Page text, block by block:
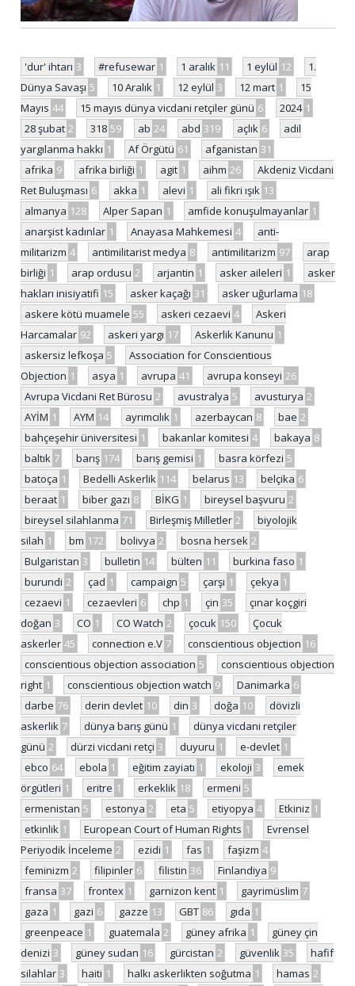
'dur' ihtarı 3 #refusewar 1 1 aralık 11 1 eylül 12
1.
Dünya Savaşı 5 10 Aralık 1 12 eylül 3 12 mart 1
15
Mayıs 44 15 mayıs dünya vicdani retçiler günü 6 2024 1
28 şubat 2 318 59 ab 24 abd 319 açlık 6
adil
yargılanma hakkı 1 Af Örgütü 61 afganistan 31
afrika 9 afrika birliği 1 agit 1 aihm 26
Akdeniz Vicdani
Ret Buluşması 6 akka 1 alevi 1 ali fikri ışık 13
almanya 128 Alper Sapan 1 amfide konuşulmayanlar 1
anarşist kadınlar 1 Anayasa Mahkemesi 4
anti-
militarizm 4 antimilitarist medya 8 antimilitarizm 97
arap
birliği 1 arap ordusu 2 arjantin 1 asker aileleri 1
asker
hakları inisiyatifi 15 asker kaçağı 31 asker uğurlama 18
askere kötü muamele 55 askeri cezaevi 4
Askeri
Harcamalar 92 askeri yargı 17 Askerlik Kanunu 1
askersiz lefkoşa 5
Association for Conscientious
Objection 1 asya 1 avrupa 41 avrupa konseyi 26
Avrupa Vicdani Ret Bürosu 2 avustralya 5 avusturya 2
AYİM 1 AYM 14 ayrımcılık 1 azerbaycan 8 bae 2
bahçeşehir üniversitesi 1 bakanlar komitesi 4 bakaya 8
baltık 7 barış 174 barış gemisi 1 basra körfezi 5
batoça 1 Bedelli Askerlik 114 belarus 13 belçika 6
beraat 1 biber gazı 8 BİKG 1 bireysel başvuru 2
bireysel silahlanma 71 Birleşmiş Milletler 2
biyolojik
silah 1 bm 172 bolivya 2 bosna hersek 2
Bulgaristan 3 bulletin 14 bülten 11 burkina faso 1
burundi 2 çad 1 campaign 5 çarşı 1 çekya 1
cezaevi 1 cezaevleri 6 chp 1 çin 35
çınar koçgiri
doğan 3 CO 1 CO Watch 2 çocuk 150
Çocuk
askerler 45 connection e.V 7 conscientious objection 16
conscientious objection association 5
conscientious objection
right 1 conscientious objection watch 9 Danimarka 6
darbe 76 derin devlet 10 din 3 doğa 10
dövizli
askerlik 7 dünya barış günü 1
dünya vicdani retçiler
günü 2 dürzi vicdani retçi 3 duyuru 1 e-devlet 1
ebco 64 ebola 1 eğitim zayiatı 1 ekoloji 3
emek
örgütleri 1 eritre 1 erkeklik 18 ermeni 5
ermenistan 5 estonya 2 eta 5 etiyopya 4 Etkiniz 1
etkinlik 1 European Court of Human Rights 1
Evrensel
Periyodik İnceleme 2 ezidi 1 fas 1 faşizm 4
feminizm 2 filipinler 6 filistin 36 Finlandiya 9
fransa 37 frontex 1 garnizon kent 1 gayrimüslim 7
gaza 1 gazi 6 gazze 13 GBT 86 gıda 1
greenpeace 1 guatemala 2 güney afrika 1
güney çin
denizi 3 güney sudan 16 gürcistan 2 güvenlik 35
hafif
silahlar 3 haiti 1 halkı askerlikten soğutma 1 hamas 2